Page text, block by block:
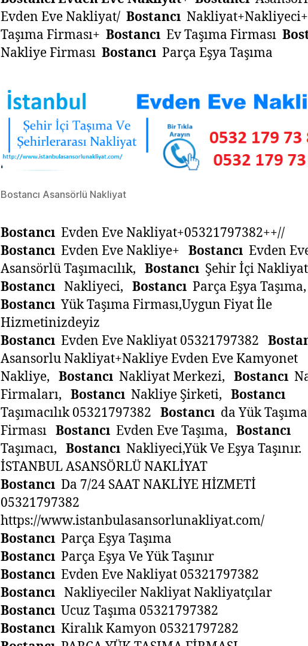
Evden Eve Nakliyat/ Bostancı
Taşıma Firması+ Bostancı Ev Taşıma Firması
Nakliye Firması Bostancı Parça Eşya Taşıma
Bostancı Asansörlü Nakliyat
Bostancı Evden Eve Nakliyat+05321797382++//
Bostancı Evden Eve Nakliye+ Bostancı Evden
Asansörlü Taşımacılık, Bostancı Şehir İçi
Bostancı Nakliyeci, Bostancı Parça Eşya
Bostancı Yük Taşıma Firması,Uygun Fiyat İle
Hizmetinizdeyiz
Bostancı Evden Eve Nakliyat 05321797382
Asansorlu Nakliyat+Nakliye Evden Eve Kamyonet
Nakliye, Bostancı Nakliyat Merkezi, Bostancı
Firmaları, Bostancı Nakliye Şirketi, Bostancı
Taşımacılık 05321797382 Bostancı da Yük Taşıma
Firması Bostancı Evden Eve Taşıma, Bostancı
Taşımacı, Bostancı Nakliyeci,Yük Ve Eşya Taşınır.
İSTANBUL ASANSÖRLÜ NAKLİYAT
Bostancı Da 7/24 SAAT NAKLİYE HİZMETİ
05321797382
https://www.istanbulasansorlunakliyat.com/
Bostancı Parça Eşya Taşıma
Bostancı Parça Eşya Ve Yük Taşınır
Bostancı Evden Eve Nakliyat 05321797382
Bostancı Nakliyeciler Nakliyat Nakliyatçılar
Bostancı Ucuz Taşıma 05321797382
Bostancı Kiralık Kamyon 05321797282